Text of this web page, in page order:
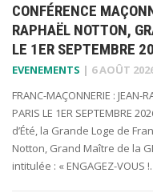
CONFÉRENCE
RAPHAËL NOTTON,
LE 1ER SEPTEMBRE
EVENEMENTS | 6 AOÛT
FRANC-MAÇONNERIE : JEAN-
PARIS LE 1ER SEPTEMBRE
d’Été, la Grande Loge de
Notton, Grand Maître de la
intitulée : « ENGAGEZ-VOUS